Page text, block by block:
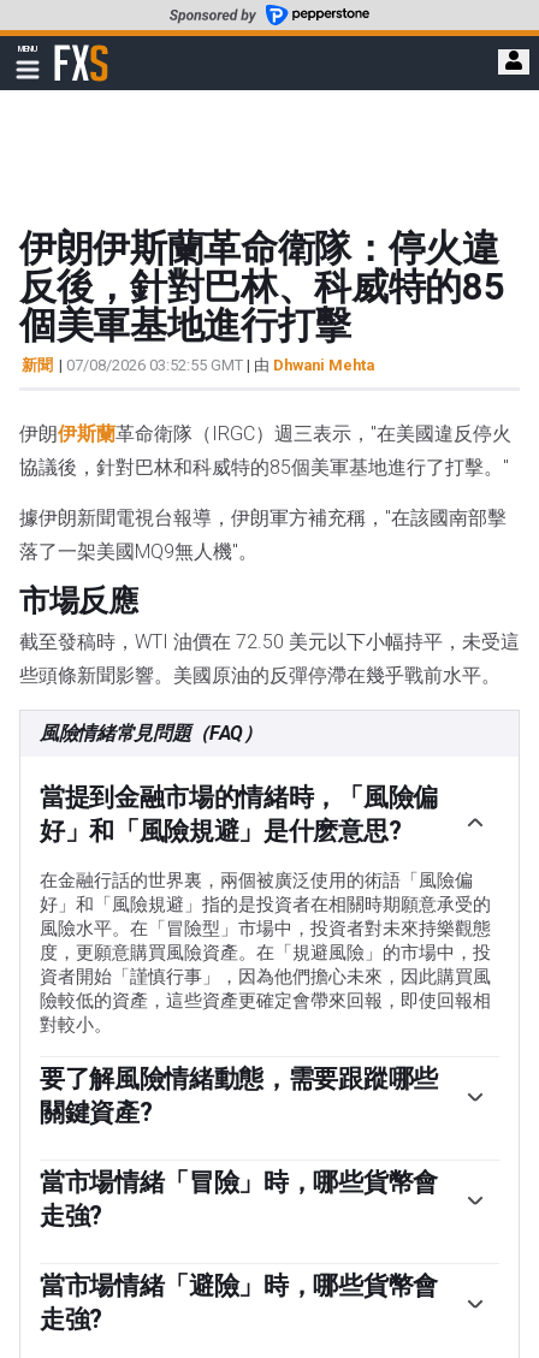
至
要
MENU
顯
示
FXStreet
伊朗伊斯蘭革命衛隊：停火違
反後，針對巴林、科威特的85
個美軍基地進行打擊
新聞 | 07/08/2026 03:52:55 GMT | 由 Dhwani Mehta
伊朗伊斯蘭革命衛隊（IRGC）週三表示，"在美國違反停火
協議後，針對巴林和科威特的85個美軍基地進行了打擊。"
據伊朗新聞電視台報導，伊朗軍方補充稱，"在該國南部擊
落了一架美國MQ9無人機"。
市場反應
截至發稿時，WTI 油價在 72.50 美元以下小幅持平，未受這
些頭條新聞影響。美國原油的反彈停滯在幾乎戰前水平。
風險情緒常見問題（FAQ）
當提到金融市場的情緒時，「風險偏
好」和「風險規避」是什麽意思?
在金融行話的世界裏，兩個被廣泛使用的術語「風險偏
好」和「風險規避」指的是投資者在相關時期願意承受的
風險水平。在「冒險型」市場中，投資者對未來持樂觀態
度，更願意購買風險資產。在「規避風險」的市場中，投
資者開始「謹慎行事」，因為他們擔心未來，因此購買風
險較低的資產，這些資產更確定會帶來回報，即使回報相
對較小。
要了解風險情緒動態，需要跟蹤哪些
關鍵資產?
品(黃金除外)也會升值，因為它們受益於積極的增長前
景。大宗商品出口大國的貨幣因需求增加而走強，加密貨
幣上漲。在「規避風險」的市場中，債券——尤其是主要的
等避險貨幣都受益。
當市場情緒「冒險」時，哪些貨幣會
走強?
南非蘭特(ZAR)等次要外匯，都傾向於在「風險偏好」的市
場中上漲。這是因為這些貨幣的經濟增長嚴重依賴大宗商
品出口，而大宗商品在風險偏好時期往往會上漲。這是因
當市場情緒「避險」時，哪些貨幣會
走強?